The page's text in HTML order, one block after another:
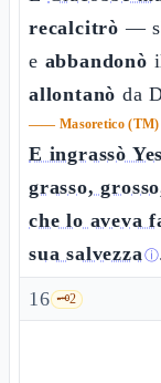
recalcitrò —
e abbandonò
allontanò da
—— Masoretico (TM)
E ingrassò
grasso,
che lo aveva
sua salvezzaⓘ
16 🗝️2